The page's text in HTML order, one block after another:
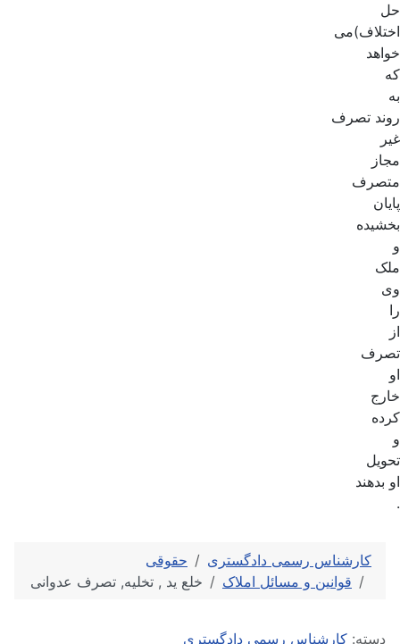
کارشناس رسمی دادگستری
حقوقی
قوانین و مسائل املاک
خلع ید , تخلیه, تصرف عدوانی
توضیحات
دسته: کارشناس رسمی دادگستری
حل
اختلاف)می
خواهد
که
به
روند تصرف
غیر
مجاز
متصرف
پایان
بخشیده
و
ملک
وی
را
از
تصرف
او
خارج
کرده
و
تحویل
او بدهند
.